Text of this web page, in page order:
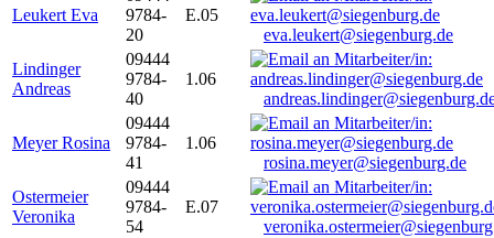
Leukert Eva
9784-
20
E.05
eva.leukert@siegenburg.de
Lindinger
Andreas
09444
9784-
40
1.06
Meyer Rosina
09444
9784-
41
1.06
rosina.meyer@siegenburg.de
Ostermeier
Veronika
09444
9784-
54
E.07